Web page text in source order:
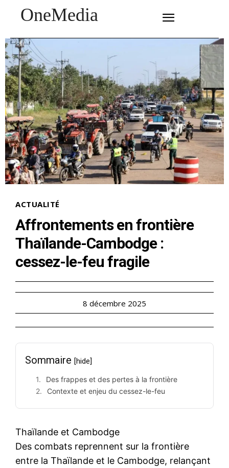
OneMedia
ACTUALITÉ
Affrontements en frontière
Thaïlande-Cambodge :
cessez-le-feu fragile
8 décembre 2025
Sommaire [hide]
Des frappes et des pertes à la frontière
Contexte et enjeu du cessez-le-feu
Thaïlande et Cambodge
Des combats reprennent sur la frontière
entre la Thaïlande et le Cambodge, relançant